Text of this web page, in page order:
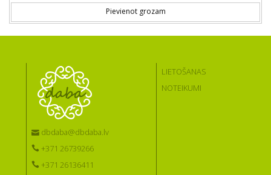
Pievienot grozam
dbdaba@dbdaba.lv
+371 26739266
+371 26136411
LIETOŠANAS
NOTEIKUMI